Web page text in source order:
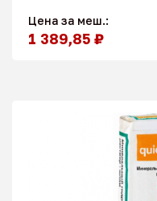
Цена за меш.:
1 389,85 ₽